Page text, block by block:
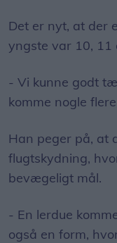
Det er nyt, at der
yngste var 10, 11
- Vi kunne godt
komme nogle
Han peger på, at
flugtskydning,
bevægeligt mål.
- En lerdue
også en form,